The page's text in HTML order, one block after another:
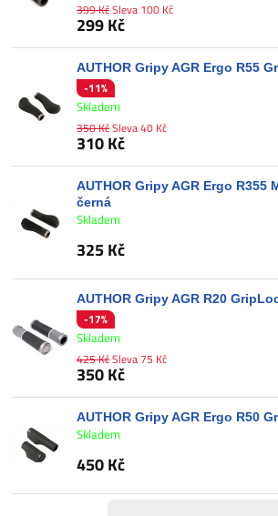
299 Kč
399 KčSleva 100 Kč
AUTHOR Gripy AGR Ergo R55
-11%
Skladem
310 Kč
350 KčSleva 40 Kč
AUTHOR Gripy AGR Ergo R355
černá
Skladem
325 Kč
AUTHOR Gripy AGR R20
-17%
Skladem
350 Kč
425 KčSleva 75 Kč
AUTHOR Gripy AGR Ergo R50
Skladem
450 Kč